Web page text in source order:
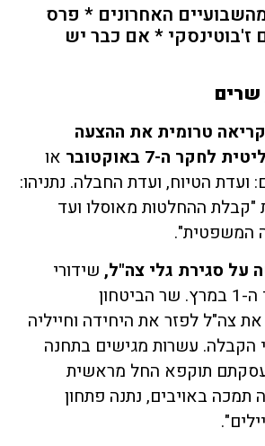
האחרונים * פרס
ז'בוטינסקי * אם כבר יש
טרומית את ההצעה
לחקר ה-7 באוקטובר או
ועדת הטיוח, ועדת החבלה. נתניהו:
"קבלת ההחלטות מאוסלו ועד
המשפטית".
על סגירת גלי צה"ל, שידורי
התחנה יופסקו עד ה-1 במרץ. שר הביטחון
צה"ל לפזר את היחידה וחייליה
הקבלה. עשרות מגישים בתחנה
תוקפא החל מראשית
תמכה באויבים, נתנה פתחון